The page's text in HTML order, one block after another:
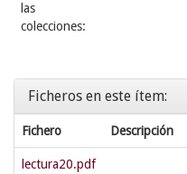
las
colecciones:
Ficheros en este ítem:
Fichero Descripción
lectura20.pdf